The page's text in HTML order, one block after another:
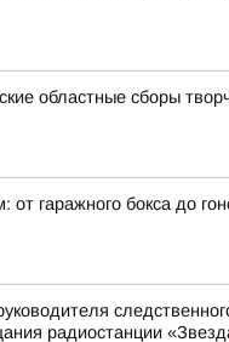
областные сборы
от гаражного бокса до
радиостанции